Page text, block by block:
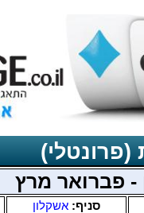
(פרונטלי)
- פברואר מרץ
סניף:אשקלון